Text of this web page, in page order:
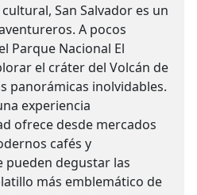
San Salvador es un
A pocos
Parque Nacional El
el cráter del Volcán de
panorámicas inolvidables.
experiencia
ofrece desde mercados
cafés y
pueden degustar las
más emblemático de